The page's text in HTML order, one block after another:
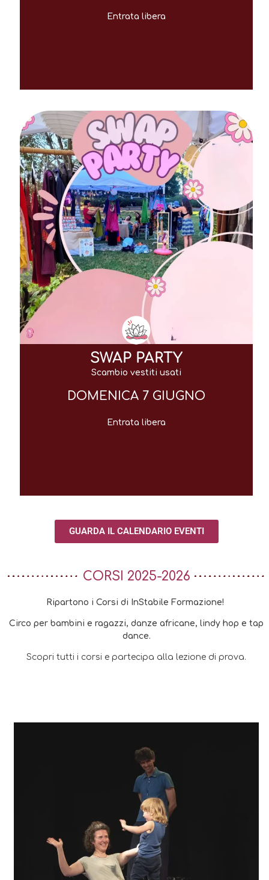
Entrata libera
SWAP PARTY
Scambio vestiti usati
DOMENICA 7 GIUGNO
Entrata libera
GUARDA IL CALENDARIO EVENTI
CORSI 2025-2026
Ripartono i Corsi di InStabile Formazione!
Circo per bambini e ragazzi, danze africane, lindy hop e tap
dance.
Scopri tutti i corsi e partecipa alla lezione di prova.